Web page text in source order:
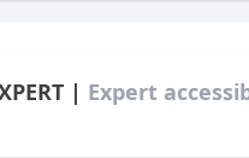
| Expert